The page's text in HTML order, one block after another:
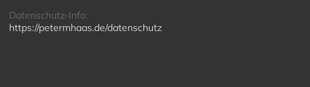
Datenschutz-Info:
https://petermhaas.de/datenschutz